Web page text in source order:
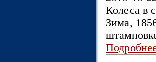
Колеса в
Зима,